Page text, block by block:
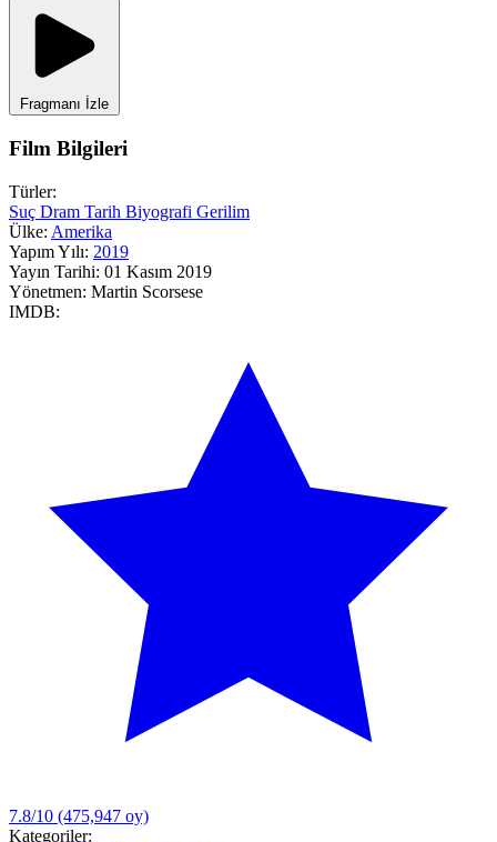
Fragmanı İzle
Film Bilgileri
Türler:
Suç Dram Tarih Biyografi Gerilim
Ülke: Amerika
Yapım Yılı: 2019
Yayın Tarihi: 01 Kasım 2019
Yönetmen: Martin Scorsese
IMDB:
7.8/10 (475,947 oy)
Kategoriler: